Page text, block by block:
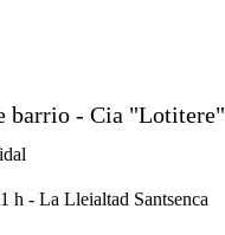
barrio - Cia "Lotitere"
h - La Lleialtad Santsenca